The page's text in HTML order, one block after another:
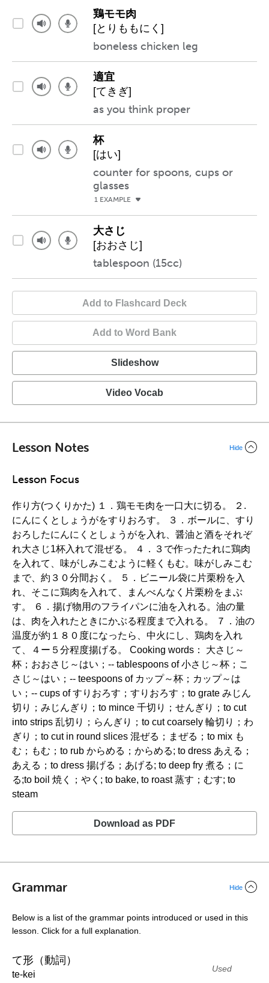
鶏モモ肉
[とりももにく]
boneless chicken leg
適宜
[てきぎ]
as you think proper
杯
[はい]
counter for spoons, cups or
glasses
1 EXAMPLE
大さじ
[おおさじ]
tablespoon (15cc)
Add to Flashcard Deck
Add to Word Bank
Slideshow
Video Vocab
Lesson Notes Hide
Lesson Focus
作り方(つくりかた) １．鶏モモ肉を一口大に切る。 ２.
にんにくとしょうがをすりおろす。 ３．ボールに、すり
おろしたにんにくとしょうがを入れ、醤油と酒をそれぞ
れ大さじ1杯入れて混ぜる。 ４．３で作ったたれに鶏肉
を入れて、味がしみこむように軽くもむ。味がしみこむ
まで、約３０分間おく。 ５．ビニール袋に片栗粉を入
れ、そこに鶏肉を入れて、まんべんなく片栗粉をまぶ
す。 ６．揚げ物用のフライパンに油を入れる。油の量
は、肉を入れたときにかぶる程度まで入れる。 ７．油の
温度が約１８０度になったら、中火にし、鶏肉を入れ
て、４ー５分程度揚げる。 Cooking words： 大さじ～
杯；おおさじ～はい；-- tablespoons of 小さじ～杯；こ
さじ～はい；-- teespoons of カップ～杯；カップ～は
い；-- cups of すりおろす；すりおろす；to grate みじん
切り；みじんぎり；to mince 千切り；せんぎり；to cut
into strips 乱切り；らんぎり；to cut coarsely 輪切り；わ
ぎり；to cut in round slices 混ぜる；まぜる；to mix も
む；もむ；to rub からめる；からめる; to dress あえる；
あえる；to dress 揚げる；あげる; to deep fry 煮る；に
る;to boil 焼く；やく; to bake, to roast 蒸す；むす; to
steam
Download as PDF
Grammar Hide
Below is a list of the grammar points introduced or used in this
lesson. Click for a full explanation.
て形（動詞）
te-kei
Used